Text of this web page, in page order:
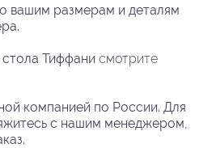
вашим размерам и деталям
Тиффани смотрите
компанией по России. Для
с нашим менеджером,